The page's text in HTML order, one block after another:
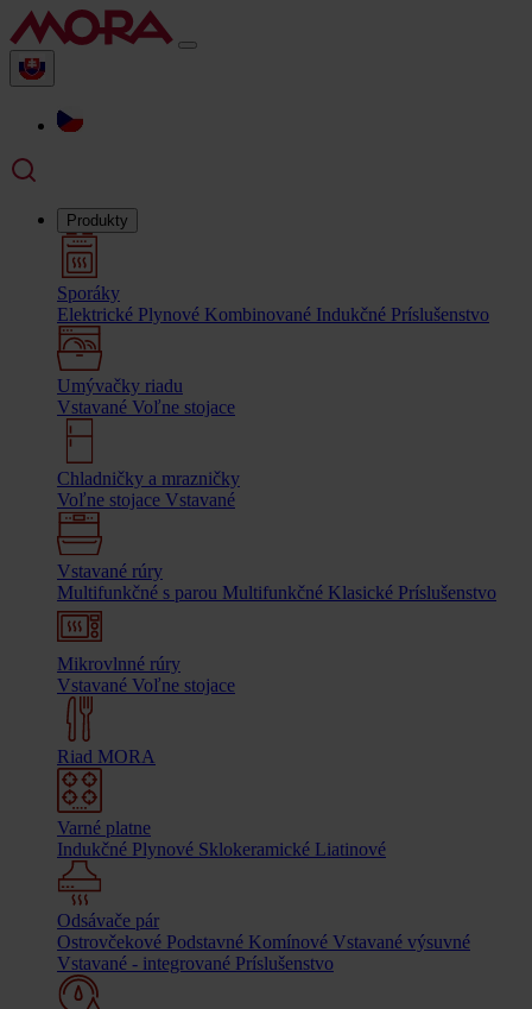
Produkty
Sporáky
Elektrické Plynové Kombinované Indukčné Príslušenstvo
Umývačky riadu
Vstavané Voľne stojace
Chladničky a mrazničky
Voľne stojace Vstavané
Vstavané rúry
Multifunkčné s parou Multifunkčné Klasické Príslušenstvo
Mikrovlnné rúry
Vstavané Voľne stojace
Riad MORA
Varné platne
Indukčné Plynové Sklokeramické Liatinové
Odsávače pár
Ostrovčekové Podstavné Komínové Vstavané výsuvné
Vstavané - integrované Príslušenstvo